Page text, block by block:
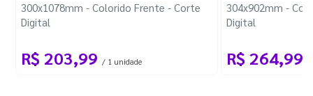
300x1078mm - Colorido Frente - Corte
Digital
R$ 203,99 / 1 unidade
304x902mm -
Digital
R$ 264,99